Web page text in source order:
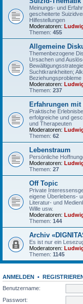
Meinungs- und
gescheiterte
Hilfestellungen
Moderatoren:
Themen: 455
Allgemeine
Themenbezogene
Ursachen und
Suchtkrankheiten;
Beziehungsprobleme
Moderatoren:
Themen: 237
Erfahrungen
Praktische
erfolgreiche und
und Therapeuten
Moderatoren:
Themen: 62
Lebenstraum
Persönliche
Moderatoren:
Themen: 27
Off Topic
Private
eigene Überlebens-
Literatur- und
Wille usw.
Moderatoren:
Themen: 144
Archiv
Es ist nur ein
Moderatoren:
Themen: 1145
ANMELDEN •
Benutzername:
Passwort: